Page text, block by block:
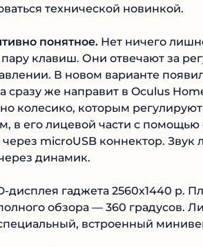
технической новинкой.
понятное. Нет ничего
клавиш. Они отвечают за
В новом варианте
же направит в Oculus
колесико, которым
в его лицевой части с
microUSB коннектор. Звук
динамик.
дисплея гаджета 2560х1440 р.
обзора — 360 градусов.
встроенный